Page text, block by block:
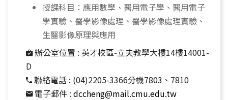
授課科目：應用數學、醫用電子學、醫用電子
學實驗、醫學影像處理、醫學影像處理實驗、
生醫影像原理與應用
辦公室位置 : 英才校區-立夫教學大樓14樓14001-
D
聯絡電話 : (04)2205-3366分機7803、7810
電子郵件 : dccheng@mail.cmu.edu.tw